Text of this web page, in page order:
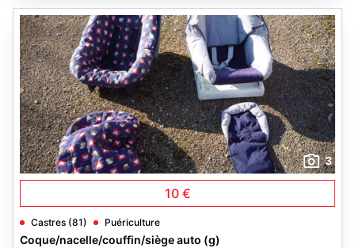
3
10 €
Castres (81) Puériculture
Coque/nacelle/couffin/siège auto (g)